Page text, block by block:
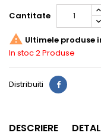
Cantitate
 Ultimele produse
In stoc2 Produse
Distribuiti
DESCRIERE